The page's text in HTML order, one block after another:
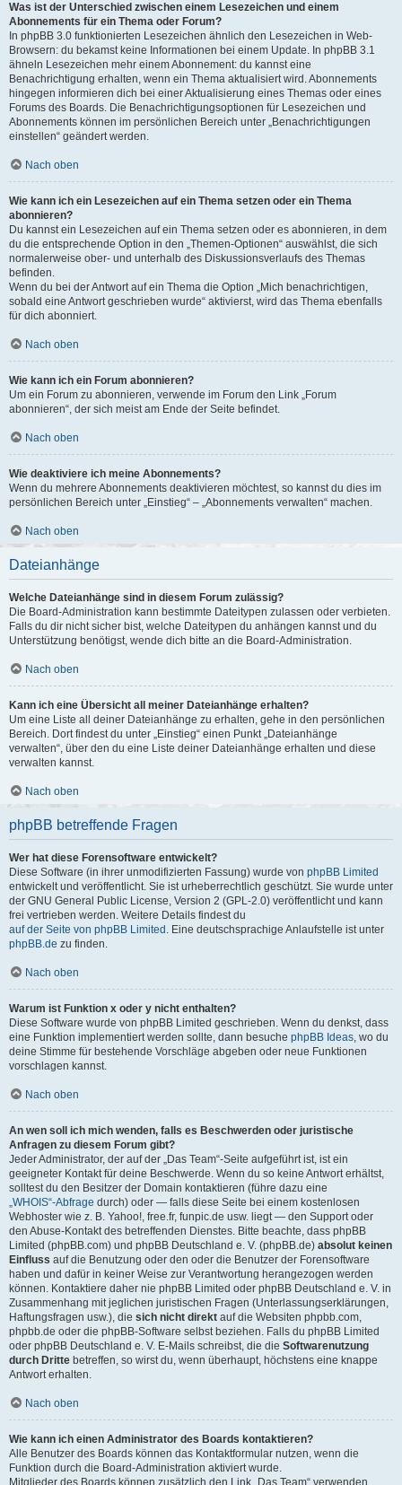
Was ist der Unterschied zwischen einem Lesezeichen und einem
Abonnements für ein Thema oder Forum?
In phpBB 3.0 funktionierten Lesezeichen ähnlich den Lesezeichen in Web-
Browsern: du bekamst keine Informationen bei einem Update. In phpBB 3.1
ähneln Lesezeichen mehr einem Abonnement: du kannst eine
Benachrichtigung erhalten, wenn ein Thema aktualisiert wird. Abonnements
hingegen informieren dich bei einer Aktualisierung eines Themas oder eines
Forums des Boards. Die Benachrichtigungsoptionen für Lesezeichen und
Abonnements können im persönlichen Bereich unter „Benachrichtigungen
einstellen“ geändert werden.
Nach oben
Wie kann ich ein Lesezeichen auf ein Thema setzen oder ein Thema
abonnieren?
Du kannst ein Lesezeichen auf ein Thema setzen oder es abonnieren, in dem
du die entsprechende Option in den „Themen-Optionen“ auswählst, die sich
normalerweise ober- und unterhalb des Diskussionsverlaufs des Themas
befinden.
Wenn du bei der Antwort auf ein Thema die Option „Mich benachrichtigen,
sobald eine Antwort geschrieben wurde“ aktivierst, wird das Thema ebenfalls
für dich abonniert.
Nach oben
Wie kann ich ein Forum abonnieren?
Um ein Forum zu abonnieren, verwende im Forum den Link „Forum
abonnieren“, der sich meist am Ende der Seite befindet.
Nach oben
Wie deaktiviere ich meine Abonnements?
Wenn du mehrere Abonnements deaktivieren möchtest, so kannst du dies im
persönlichen Bereich unter „Einstieg“ – „Abonnements verwalten“ machen.
Nach oben
Dateianhänge
Welche Dateianhänge sind in diesem Forum zulässig?
Die Board-Administration kann bestimmte Dateitypen zulassen oder verbieten.
Falls du dir nicht sicher bist, welche Dateitypen du anhängen kannst und du
Unterstützung benötigst, wende dich bitte an die Board-Administration.
Nach oben
Kann ich eine Übersicht all meiner Dateianhänge erhalten?
Um eine Liste all deiner Dateianhänge zu erhalten, gehe in den persönlichen
Bereich. Dort findest du unter „Einstieg“ einen Punkt „Dateianhänge
verwalten“, über den du eine Liste deiner Dateianhänge erhalten und diese
verwalten kannst.
Nach oben
phpBB betreffende Fragen
Wer hat diese Forensoftware entwickelt?
Diese Software (in ihrer unmodifizierten Fassung) wurde von phpBB Limited
entwickelt und veröffentlicht. Sie ist urheberrechtlich geschützt. Sie wurde unter
der GNU General Public License, Version 2 (GPL-2.0) veröffentlicht und kann
frei vertrieben werden. Weitere Details findest du
auf der Seite von phpBB Limited . Eine deutschsprachige Anlaufstelle ist unter
phpBB.de zu finden.
Nach oben
Warum ist Funktion x oder y nicht enthalten?
Diese Software wurde von phpBB Limited geschrieben. Wenn du denkst, dass
eine Funktion implementiert werden sollte, dann besuche phpBB Ideas, wo du
deine Stimme für bestehende Vorschläge abgeben oder neue Funktionen
vorschlagen kannst.
Nach oben
An wen soll ich mich wenden, falls es Beschwerden oder juristische
Anfragen zu diesem Forum gibt?
Jeder Administrator, der auf der „Das Team“-Seite aufgeführt ist, ist ein
geeigneter Kontakt für deine Beschwerde. Wenn du so keine Antwort erhältst,
solltest du den Besitzer der Domain kontaktieren (führe dazu eine
„WHOIS“-Abfrage durch) oder — falls diese Seite bei einem kostenlosen
Webhoster wie z. B. Yahoo!, free.fr, funpic.de usw. liegt — den Support oder
den Abuse-Kontakt des betreffenden Dienstes. Bitte beachte, dass phpBB
Limited (phpBB.com) und phpBB Deutschland e. V. (phpBB.de) absolut keinen
Einfluss auf die Benutzung oder den oder die Benutzer der Forensoftware
haben und dafür in keiner Weise zur Verantwortung herangezogen werden
können. Kontaktiere daher nie phpBB Limited oder phpBB Deutschland e. V. in
Zusammenhang mit jeglichen juristischen Fragen (Unterlassungserklärungen,
Haftungsfragen usw.), die sich nicht direkt auf die Websiten phpbb.com,
phpbb.de oder die phpBB-Software selbst beziehen. Falls du phpBB Limited
oder phpBB Deutschland e. V. E-Mails schreibst, die die Softwarenutzung
durch Dritte betreffen, so wirst du, wenn überhaupt, höchstens eine knappe
Antwort erhalten.
Nach oben
Wie kann ich einen Administrator des Boards kontaktieren?
Alle Benutzer des Boards können das Kontaktformular nutzen, wenn die
Funktion durch die Board-Administration aktiviert wurde.
Mitglieder des Boards können zusätzlich den Link „Das Team“ verwenden.